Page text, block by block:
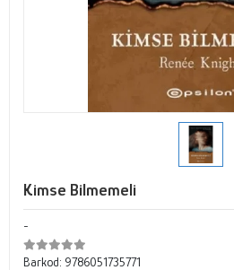
Kimse Bilmemeli
-
Barkod: 9786051735771